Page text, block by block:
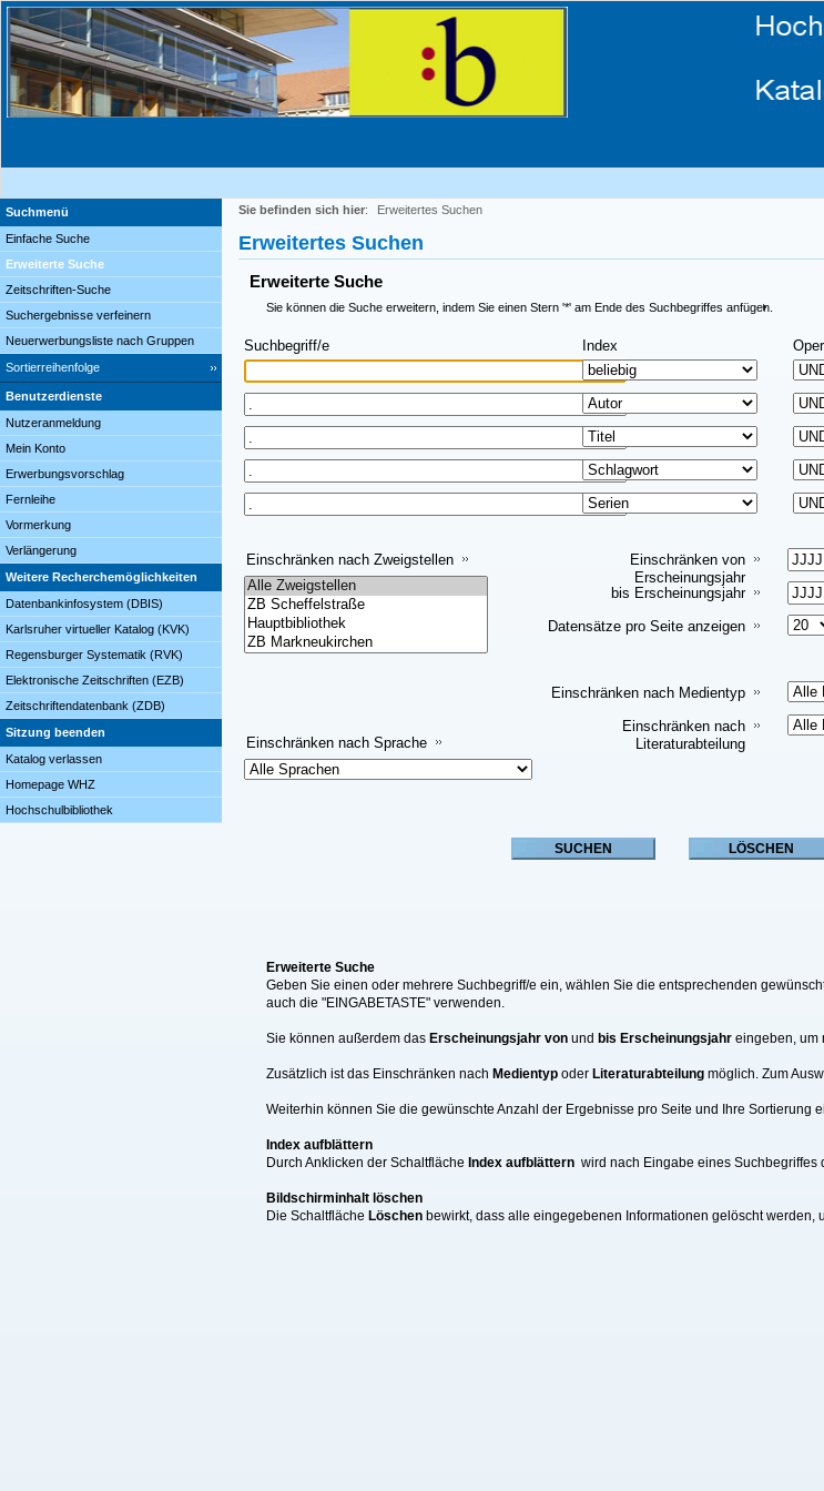
Suchmenü
Einfache Suche
Erweiterte Suche
Zeitschriften-Suche
Suchergebnisse verfeinern
Neuerwerbungsliste nach Gruppen
Sortierreihenfolge
Benutzerdienste
Nutzeranmeldung
Mein Konto
Erwerbungsvorschlag
Fernleihe
Vormerkung
Verlängerung
Weitere Recherchemöglichkeiten
Datenbankinfosystem (DBIS)
Karlsruher virtueller Katalog (KVK)
Regensburger Systematik (RVK)
Elektronische Zeitschriften (EZB)
Zeitschriftendatenbank (ZDB)
Sitzung beenden
Katalog verlassen
Homepage WHZ
Hochschulbibliothek
Sie befinden sich hier: Erweitertes Suchen
Erweitertes Suchen
Erweiterte Suche
Sie können die Suche erweitern, indem Sie einen Stern '*' am Ende des Suchbegriffes anfügen.
Suchbegriff/e Index
Einschränken von
Erscheinungsjahr
bis Erscheinungsjahr
Datensätze pro Seite anzeigen
Einschränken nach Zweigstellen
Einschränken nach Medientyp
Einschränken nach
Literaturabteilung
Einschränken nach Sprache
Erweiterte Suche
Geben Sie einen oder mehrere Suchbegriff/e ein, wählen Sie die entsprechenden
auch die "EINGABETASTE" verwenden.
Sie können außerdem das Erscheinungsjahr von und bis Erscheinungsjahr eingeben, um
Zusätzlich ist das Einschränken nach Medientyp oder Literaturabteilung möglich. Zum
Weiterhin können Sie die gewünschte Anzahl der Ergebnisse pro Seite und Ihre Sortierung
Index aufblättern
Durch Anklicken der Schaltfläche Index aufblättern wird nach Eingabe eines Suchbegriffes
Bildschirminhalt löschen
Die Schaltfläche Löschen bewirkt, dass alle eingegebenen Informationen gelöscht werden,